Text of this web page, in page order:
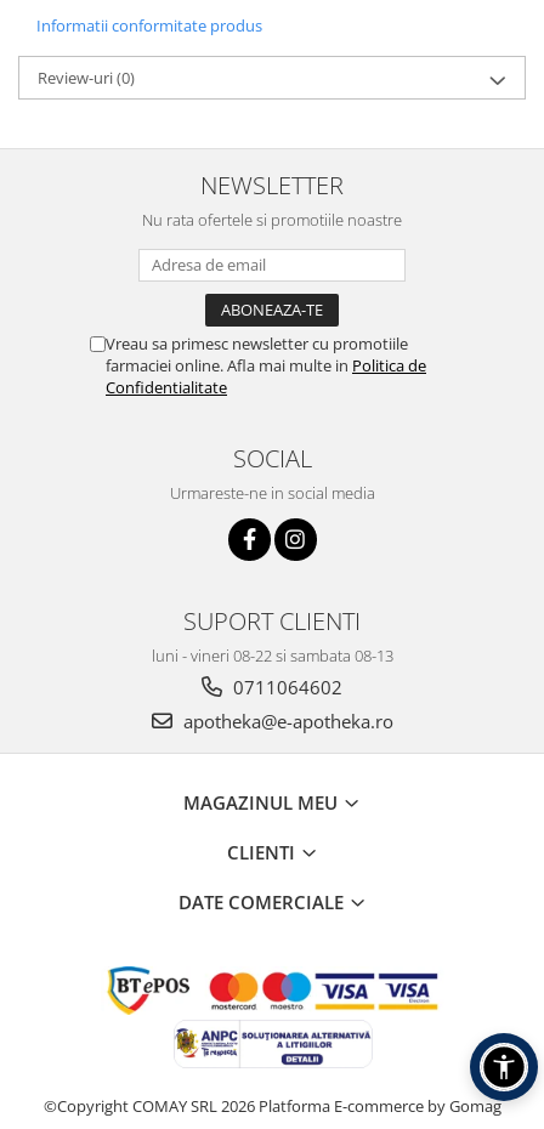
Informatii conformitate produs
Review-uri(0)
NEWSLETTER
Nu rata ofertele si promotiile noastre
Vreau sa primesc newsletter cu promotiile
farmaciei online. Afla mai multe in Politica de
Confidentialitate
SOCIAL
Urmareste-ne in social media
SUPORT CLIENTI
luni - vineri 08-22 si sambata 08-13
0711064602
apotheka@e-apotheka.ro
MAGAZINUL MEU
CLIENTI
DATE COMERCIALE
©Copyright COMAY SRL 2026 Platforma E-commerce by Gomag